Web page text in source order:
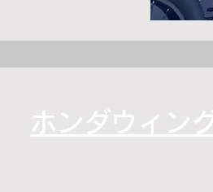
ホンダウィン